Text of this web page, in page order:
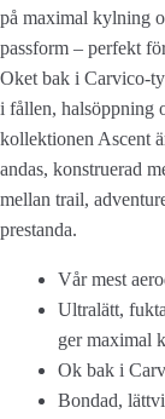
på maximal kylning
passform – perfekt
Oket bak i Carvico-
i fållen, halsöppning
kollektionen Ascent
andas, konstruerad
mellan trail,
prestanda.
Vår mest
Ultralätt,
ger maximal
Ok bak i
Bondad,